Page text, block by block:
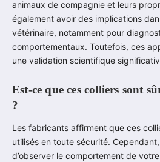
animaux de compagnie et leurs
également avoir des implications
vétérinaire, notamment pour
comportementaux. Toutefois, ces
une validation scientifique
Est-ce que ces colliers sont
?
Les fabricants affirment que ces
utilisés en toute sécurité.
d’observer le comportement de